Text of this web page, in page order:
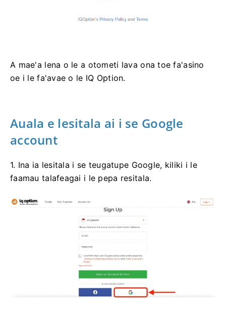
A mae'a lena o le a otometi lava ona toe fa'asino
oe i le fa'avae o le IQ Option.
Auala e lesitala ai i se Google
account
1. Ina ia lesitala i se teugatupe Google, kiliki i le
faamau talafeagai i le pepa resitala.